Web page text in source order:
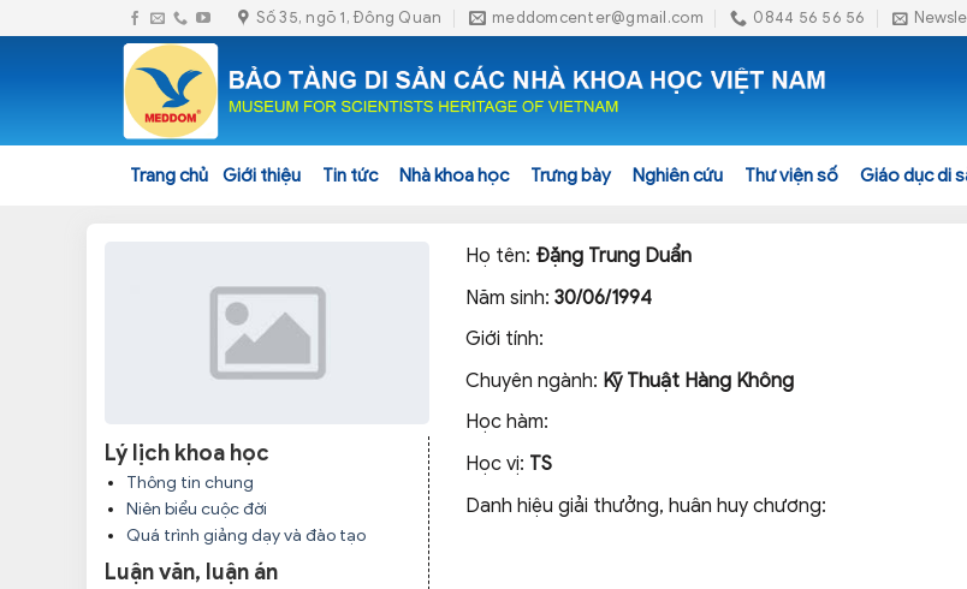
to
Số 35, ngõ 1, Đông Quan meddomcenter@gmail.com 0844 56 56 56
Trang chủ Giới thiệu Tin tức Nhà khoa học Trưng bày Nghiên cứu Thư viện số Giáo dục di
Lý lịch khoa học
Thông tin chung
Niên biểu cuộc đời
Quá trình giảng dạy và đào tạo
Luận văn, luận án
Họ tên: Đặng Trung Duẩn
Năm sinh: 30/06/1994
Giới tính:
Chuyên ngành: Kỹ Thuật Hàng Không
Học hàm:
Học vị: TS
Danh hiệu giải thưởng, huân huy chương: